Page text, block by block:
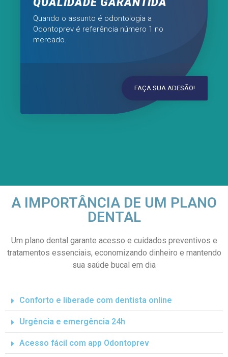
Quando o assunto é odontologia a
Odontoprev é referência número 1 no
mercado.
FAÇA SUA ADESÃO!
A IMPORTÂNCIA DE UM PLANO
DENTAL
Um plano dental garante acesso e cuidados preventivos e
tratamentos essenciais, economizando dinheiro e mantendo
sua saúde bucal em dia
Conforto e liberade com dentista online
Urgência e emergência 24h
Acesso fácil com app Odontoprev